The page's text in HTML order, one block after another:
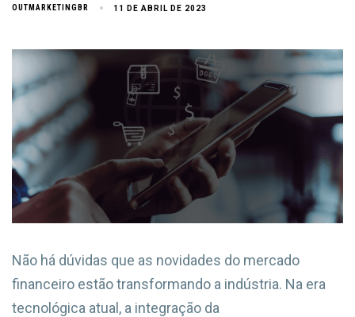
OUTMARKETINGBR 11 DE ABRIL DE 2023
Não há dúvidas que as novidades do mercado
financeiro estão transformando a indústria. Na era
tecnológica atual, a integração da